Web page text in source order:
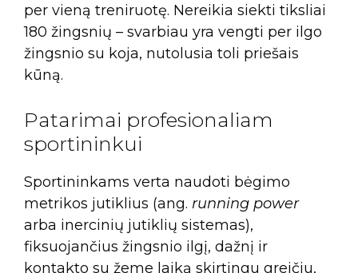
per vieną treniruotę. Nereikia siekti tiksliai
180 žingsnių – svarbiau yra vengti per ilgo
žingsnio su koja, nutolusia toli priešais
kūną.
Patarimai profesionaliam
sportininkui
Sportininkams verta naudoti bėgimo
metrikos jutiklius (ang. running power
arba inercinių jutiklių sistemas),
fiksuojančius žingsnio ilgį, dažnį ir
kontakto su žeme laiką skirtingu greičiu,